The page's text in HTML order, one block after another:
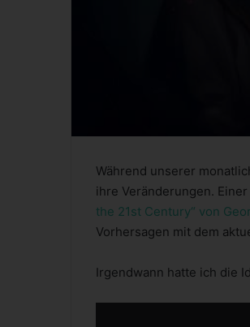
Während unserer
ihre Veränderungen.
the 21st Century“ von
Vorhersagen mit dem
Irgendwann hatte ich die